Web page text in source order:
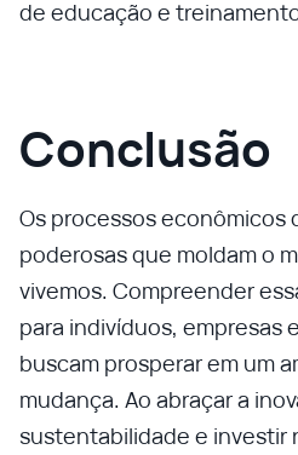
de educação e
Conclusão
Os processos econômicos
poderosas que moldam o
vivemos. Compreender
para indivíduos, empresas
buscam prosperar em um
mudança. Ao abraçar a
sustentabilidade e investir